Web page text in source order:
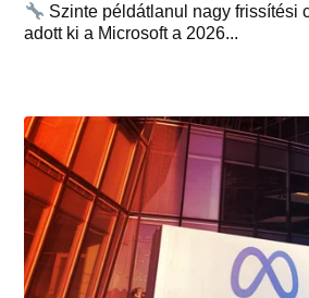
Szinte példátlanul nagy frissítési
adott ki a Microsoft a 2026...